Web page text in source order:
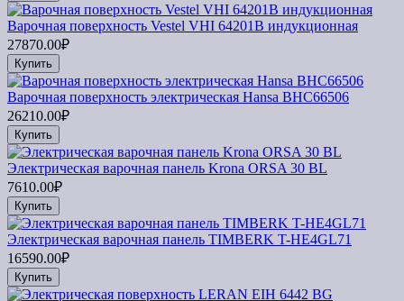
Варочная поверхность Vestel VHI 64201B индукционная
27870.00₽
Купить
Варочная поверхность электрическая Hansa BHC66506
26210.00₽
Купить
Электрическая варочная панель Krona ORSA 30 BL
7610.00₽
Купить
Электрическая варочная панель TIMBERK T-HE4GL71
16590.00₽
Купить